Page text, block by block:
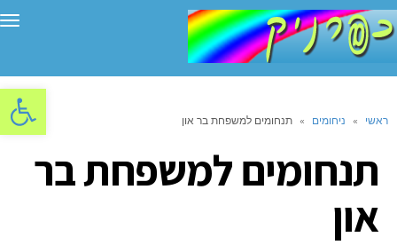
פתח
ראשי » ניחומים » תנחומים למשפחת בר און
תנחומים למשפחת בר
און